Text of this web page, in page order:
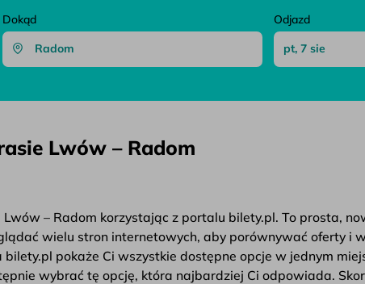
Dokąd
Odjazd
Lwów – Radom
– Radom korzystając z portalu bilety.pl. To prosta,
wielu stron internetowych, aby porównywać oferty i
pokaże Ci wszystkie dostępne opcje w jednym
wybrać tę opcję, która najbardziej Ci odpowiada.